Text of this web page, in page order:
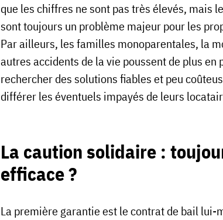
que les chiffres ne sont pas très élevés, mais
sont toujours un problème majeur pour les
Par ailleurs, les familles monoparentales, la
autres accidents de la vie poussent de plus
rechercher des solutions fiables et peu
différer les éventuels impayés de leurs
La caution solidaire :
efficace ?
La première garantie est le contrat de bail lui-